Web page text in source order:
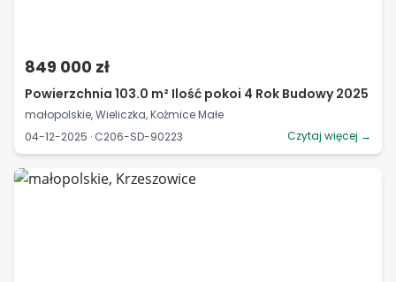
849 000 zł
Powierzchnia 103.0 m² Ilość pokoi 4 Rok Budowy 2025
małopolskie, Wieliczka, Koźmice Małe
04-12-2025 · C206-SD-90223
Czytaj więcej →